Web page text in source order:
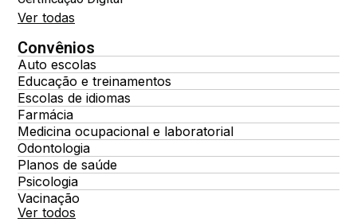
Ver todas
Convênios
Auto escolas
Educação e treinamentos
Escolas de idiomas
Farmácia
Medicina ocupacional e laboratorial
Odontologia
Planos de saúde
Psicologia
Vacinação
Ver todos